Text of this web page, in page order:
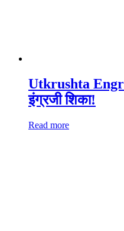
Utkrushta
इंग्रजी शिका!
Read more